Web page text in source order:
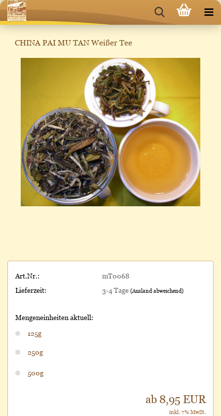
CHINA PAI MU TAN Weißer Tee
Art.Nr.:
mT0068
Lieferzeit:
3-4 Tage (Ausland abweichend)
Mengeneinheiten aktuell:
125g
250g
500g
ab 8,95 EUR
inkl. 7% MwSt.